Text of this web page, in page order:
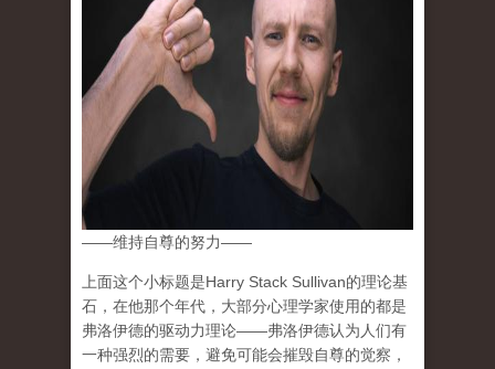
——维持自尊的努力——
上面这个小标题是Harry Stack Sullivan的理论基
石，在他那个年代，大部分心理学家使用的都是
弗洛伊德的驱动力理论——弗洛伊德认为 人们有
一种强烈的需要，避免可能会摧毁自尊的觉察，